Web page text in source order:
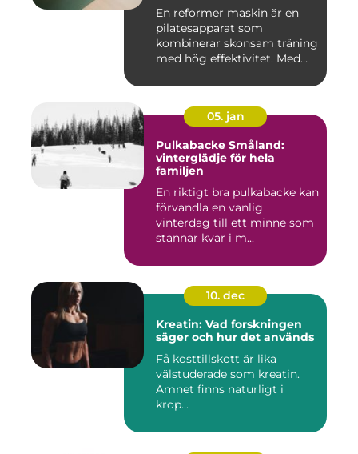
En reformer maskin är en
pilatesapparat som
kombinerar skonsam träning
med hög effektivitet. Med
05. jan
Pulkabacke Småland:
vinterglädje för hela
familjen
En riktigt bra pulkabacke kan
förvandla en vanlig
vinterdag till ett minne som
stannar kvar i m...
10. dec
Kreatin: Vad forskningen
säger och hur det används
Få kosttillskott är lika
välstuderade som kreatin.
Ämnet finns naturligt i
krop...